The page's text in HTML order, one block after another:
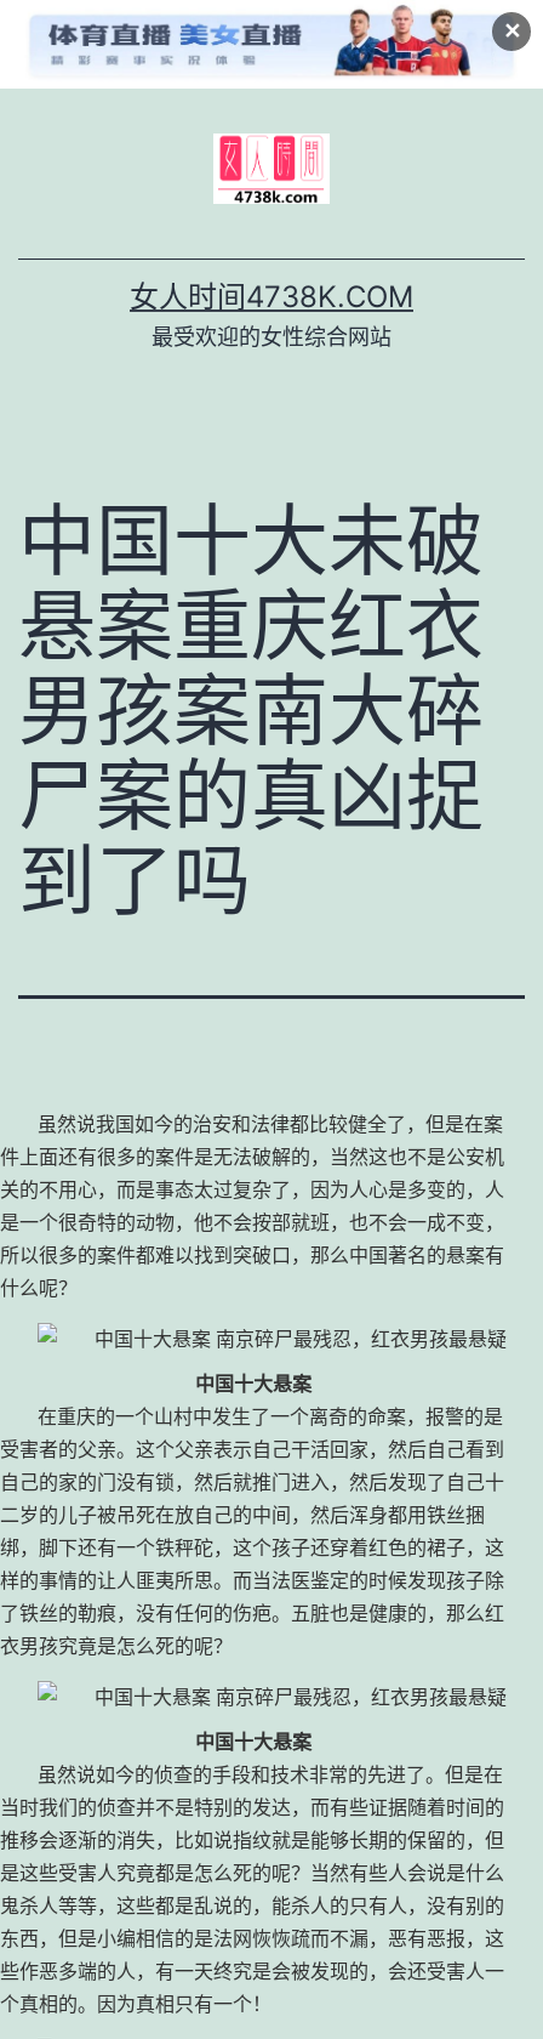
✕
女人时间4738K.COM
最受欢迎的女性综合网站
中国十大未破
悬案重庆红衣
男孩案南大碎
尸案的真凶捉
到了吗
虽然说我国如今的治安和法律都比较健全了，但是在案
件上面还有很多的案件是无法破解的，当然这也不是公安机
关的不用心，而是事态太过复杂了，因为人心是多变的，人
是一个很奇特的动物，他不会按部就班，也不会一成不变，
所以很多的案件都难以找到突破口，那么中国著名的悬案有
什么呢？
中国十大悬案
在重庆的一个山村中发生了一个离奇的命案，报警的是
受害者的父亲。这个父亲表示自己干活回家，然后自己看到
自己的家的门没有锁，然后就推门进入，然后发现了自己十
二岁的儿子被吊死在放自己的中间，然后浑身都用铁丝捆
绑，脚下还有一个铁秤砣，这个孩子还穿着红色的裙子，这
样的事情的让人匪夷所思。而当法医鉴定的时候发现孩子除
了铁丝的勒痕，没有任何的伤疤。五脏也是健康的，那么红
衣男孩究竟是怎么死的呢？
中国十大悬案
虽然说如今的侦查的手段和技术非常的先进了。但是在
当时我们的侦查并不是特别的发达，而有些证据随着时间的
推移会逐渐的消失，比如说指纹就是能够长期的保留的，但
是这些受害人究竟都是怎么死的呢？当然有些人会说是什么
鬼杀人等等，这些都是乱说的，能杀人的只有人，没有别的
东西，但是小编相信的是法网恢恢疏而不漏，恶有恶报，这
些作恶多端的人，有一天终究是会被发现的，会还受害人一
个真相的。因为真相只有一个！